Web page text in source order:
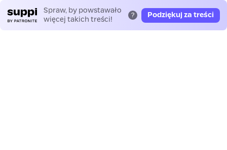
Spraw, by powstawało
więcej takich treści!
? Podziękuj za treści